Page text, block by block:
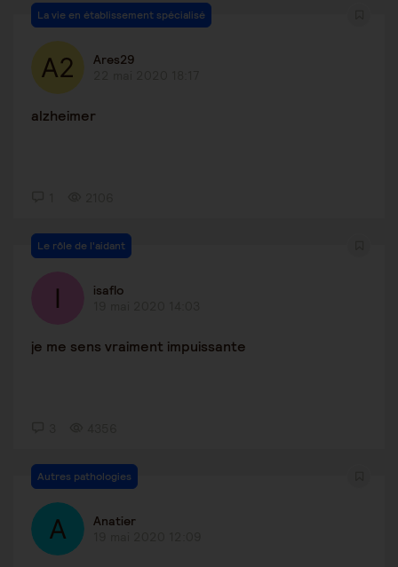
La vie en établissement spécialisé
Ares29
alzheimer
Le rôle de l'aidant
isaflo
je me sens vraiment impuissante
Autres pathologies
Anatier